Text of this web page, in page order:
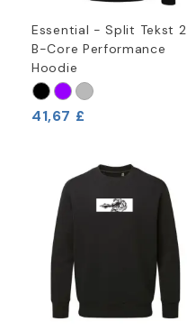
Essential - Split Tekst 2
B-Core Performance
Hoodie
41,67 £